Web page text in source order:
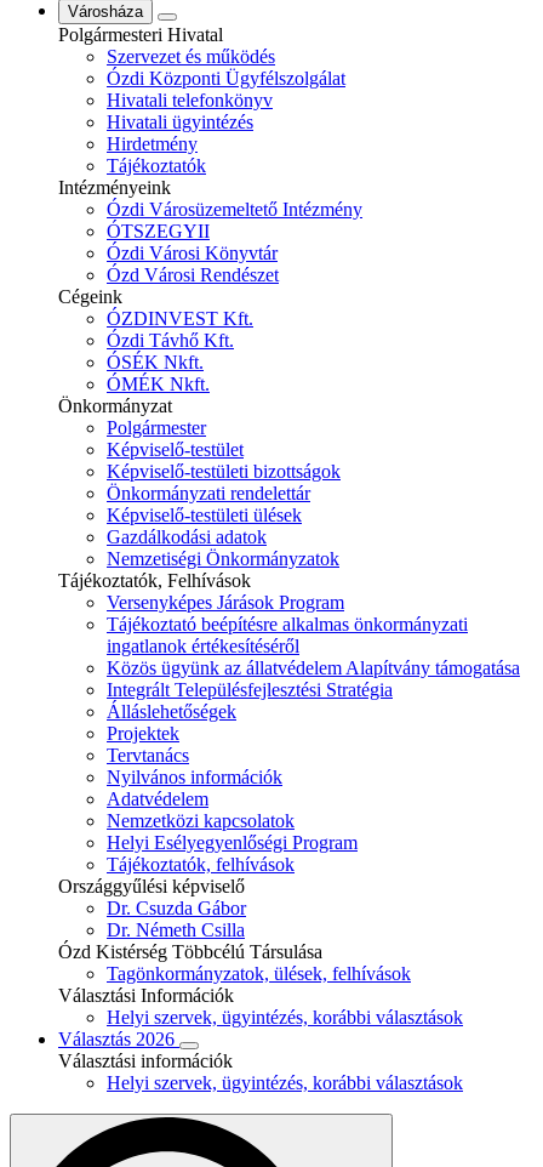
Városháza
Polgármesteri Hivatal
Szervezet és működés
Ózdi Központi Ügyfélszolgálat
Hivatali telefonkönyv
Hivatali ügyintézés
Hirdetmény
Tájékoztatók
Intézményeink
Ózdi Városüzemeltető Intézmény
ÓTSZEGYII
Ózdi Városi Könyvtár
Ózd Városi Rendészet
Cégeink
ÓZDINVEST Kft.
Ózdi Távhő Kft.
ÓSÉK Nkft.
ÓMÉK Nkft.
Önkormányzat
Polgármester
Képviselő-testület
Képviselő-testületi bizottságok
Önkormányzati rendelettár
Képviselő-testületi ülések
Gazdálkodási adatok
Nemzetiségi Önkormányzatok
Tájékoztatók, Felhívások
Versenyképes Járások Program
Tájékoztató beépítésre alkalmas önkormányzati
ingatlanok értékesítéséről
Közös ügyünk az állatvédelem Alapítvány támogatása
Integrált Településfejlesztési Stratégia
Álláslehetőségek
Projektek
Tervtanács
Nyilvános információk
Adatvédelem
Nemzetközi kapcsolatok
Helyi Esélyegyenlőségi Program
Tájékoztatók, felhívások
Országgyűlési képviselő
Dr. Csuzda Gábor
Dr. Németh Csilla
Ózd Kistérség Többcélú Társulása
Tagönkormányzatok, ülések, felhívások
Választási Információk
Helyi szervek, ügyintézés, korábbi választások
Választás 2026
Választási információk
Helyi szervek, ügyintézés, korábbi választások